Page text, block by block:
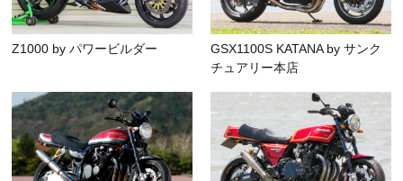
Z1000 by パワービルダー
GSX1100S KATANA by サンク
チュアリー本店